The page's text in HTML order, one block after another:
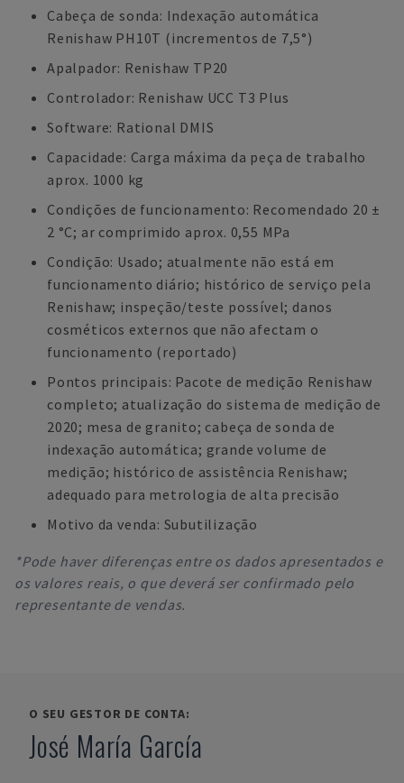
Cabeça de sonda: Indexação automática
Renishaw PH10T (incrementos de 7,5°)
Apalpador: Renishaw TP20
Controlador: Renishaw UCC T3 Plus
Software: Rational DMIS
Capacidade: Carga máxima da peça de trabalho
aprox. 1000 kg
Condições de funcionamento: Recomendado 20 ±
2 °C; ar comprimido aprox. 0,55 MPa
Condição: Usado; atualmente não está em
funcionamento diário; histórico de serviço pela
Renishaw; inspeção/teste possível; danos
cosméticos externos que não afectam o
funcionamento (reportado)
Pontos principais: Pacote de medição Renishaw
completo; atualização do sistema de medição de
2020; mesa de granito; cabeça de sonda de
indexação automática; grande volume de
medição; histórico de assistência Renishaw;
adequado para metrologia de alta precisão
Motivo da venda: Subutilização
*Pode haver diferenças entre os dados apresentados e
os valores reais, o que deverá ser confirmado pelo
representante de vendas.
O SEU GESTOR DE CONTA:
José María García